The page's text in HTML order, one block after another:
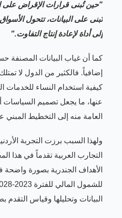
"حين تُبنى قرارات الإقراض على
تُبنى على البيانات، تتحول
إلى أداة لإعادة إنتاج التفاوت."
كما أن غياب البيانات المصنفة
إضافياً. فالكثير من الدول لا
كيفية استخدام النساء للخدمات
عنها، ما يجعل تصميم السياسات
العامة منه إلى التخطيط المبني
ولهذا السبب برزت التجربة
التجارب العربية تقدماً في هذا
الأهداف الجندرية بصورة واضحة
البيانات وتحليلها وقياس